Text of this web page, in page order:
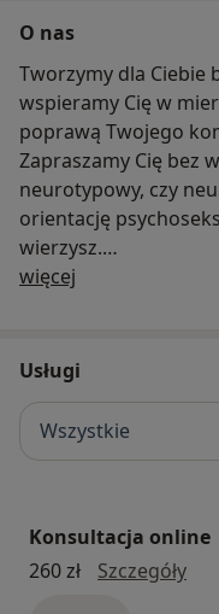
O nas
Tworzymy dla Ciebie
wspieramy Cię w
poprawą Twojego
Zapraszamy Cię bez
neurotypowy, czy
orientację
wierzysz.
Nasze drzwi otwarte
Niezależnie, czy
Tobą.
Lubimy i cenimy
Mamy w swoim
więcej
Usługi
Wszystkie
Konsultacja online
260 zł
Szczegóły